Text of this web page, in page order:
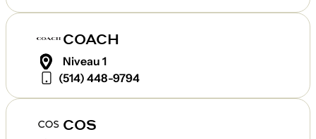
COACH
Niveau 1
(514) 448-9794
COS